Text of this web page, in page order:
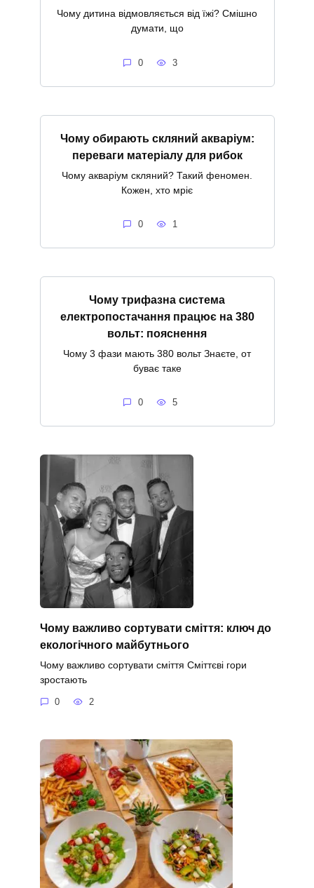
Чому дитина відмовляється від їжі? Смішно
думати, що
0 3
Чому обирають скляний акваріум:
переваги матеріалу для рибок
Чому акваріум скляний? Такий феномен.
Кожен, хто мріє
0 1
Чому трифазна система
електропостачання працює на 380
вольт: пояснення
Чому 3 фази мають 380 вольт Знаєте, от
буває таке
0 5
Чому важливо сортувати сміття: ключ до
екологічного майбутнього
Чому важливо сортувати сміття Сміттєві гори
зростають
0 2